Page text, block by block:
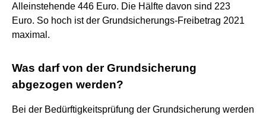
Alleinstehende 446 Euro. Die Hälfte davon sind 223
Euro. So hoch ist der Grundsicherungs-Freibetrag 2021
maximal.
Was darf von der Grundsicherung
abgezogen werden?
Bei der Bedürftigkeitsprüfung der Grundsicherung werden